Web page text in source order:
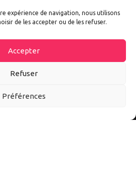
expérience de navigation, nous utilisons
de les accepter ou de les refuser.
Accepter
Refuser
Préférences